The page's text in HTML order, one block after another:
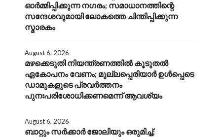
ഓർമ്മിപ്പിക്കുന്ന നഗരം; സമാധാനത്തിന്റെ
സന്ദേശവുമായി ലോകത്തെ ചിന്തിപ്പിക്കുന്ന
സ്മാരകം
മഴക്കെടുതി നിയന്ത്രണത്തിൽ കൂടുതൽ
ഏകോപനം വേണം; മുല്ലപ്പെരിയാർ ഉൾപ്പെടെ
ഡാമുകളുടെ പ്രവർത്തനം
പുനഃപരിശോധിക്കണമെന്ന് ആവശ്യം
August 6, 2026
ബാറ്റും സർക്കാർ ജോലിയും ഒരുമിച്ച്;
August 6, 2026